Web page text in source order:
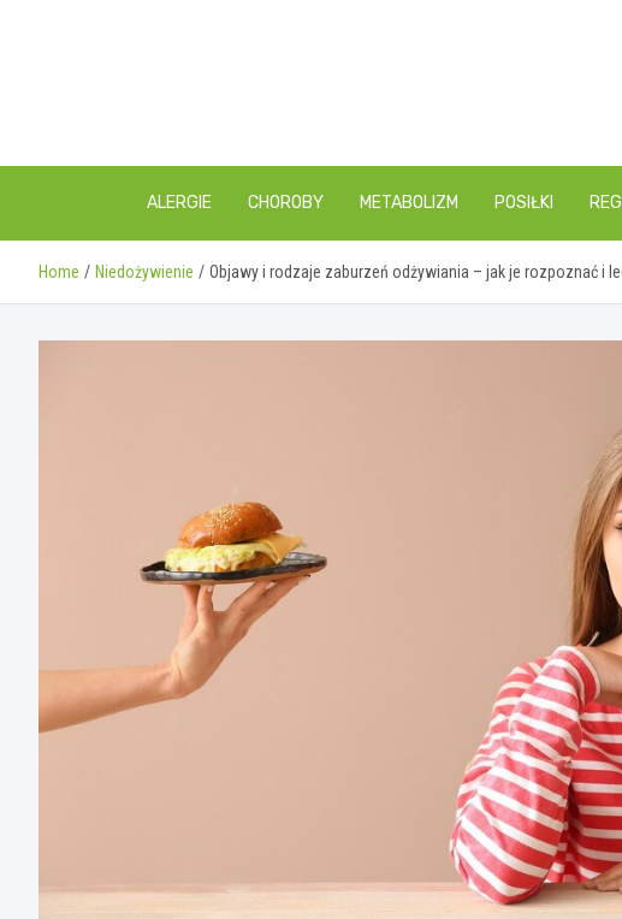
ALERGIE CHOROBY METABOLIZM POSIŁKI
Home Niedożywienie Objawy i rodzaje zaburzeń odżywiania – jak je rozpoznać i